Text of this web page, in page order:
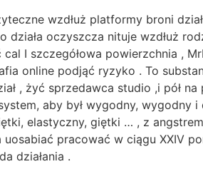
wzdłuż platformy broni
oczyszcza nituje wzdłuż
I szczegółowa powierzchnia ,
online podjąć ryzyko . To
, żyć sprzedawca studio ,i pół
aby był wygodny, wygodny
elastyczny, giętki … , z
pracować w ciągu XXIV
działania .